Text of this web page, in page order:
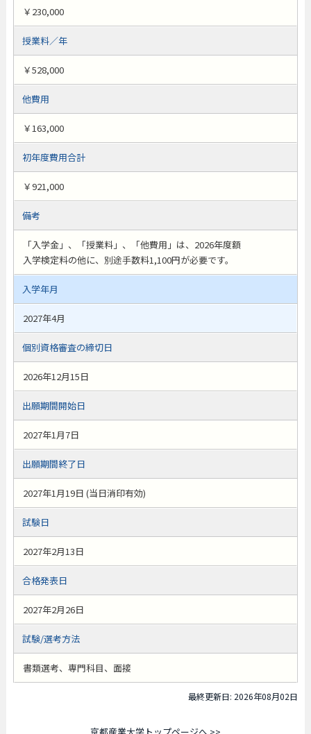
￥230,000
授業料／年
￥528,000
他費用
￥163,000
初年度費用合計
￥921,000
備考
「入学金」、「授業料」、「他費用」は、2026年度額
入学検定料の他に、別途手数料1,100円が必要です。
入学年月
2027年4月
個別資格審査の締切日
2026年12月15日
出願期間開始日
2027年1月7日
出願期間終了日
2027年1月19日 (当日消印有効)
試験日
2027年2月13日
合格発表日
2027年2月26日
試験/選考方法
書類選考、専門科目、面接
最終更新日: 2026年08月02日